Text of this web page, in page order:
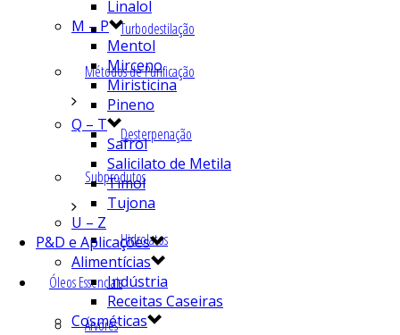
Turbodestilação
Métodos de Purificação
Desterpenação
Subprodutos
Hidrolatos
Óleos Essenciais
Árvores
Linalol
M – P
Mentol
Mirceno
Miristicina
Pineno
Q – T
Safrol
Salicilato de Metila
Timol
Tujona
U – Z
P&D e Aplicações
Alimentícias
Indústria
Receitas Caseiras
Cosméticas